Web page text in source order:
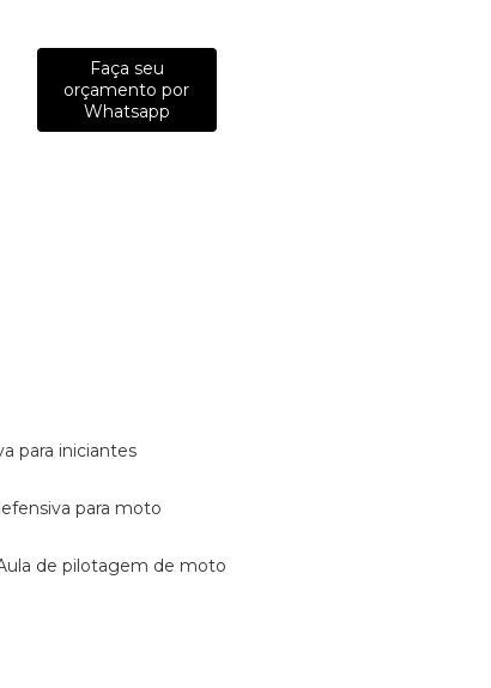
Faça seu
orçamento por
Whatsapp
para iniciantes
para moto
aula de pilotagem de moto